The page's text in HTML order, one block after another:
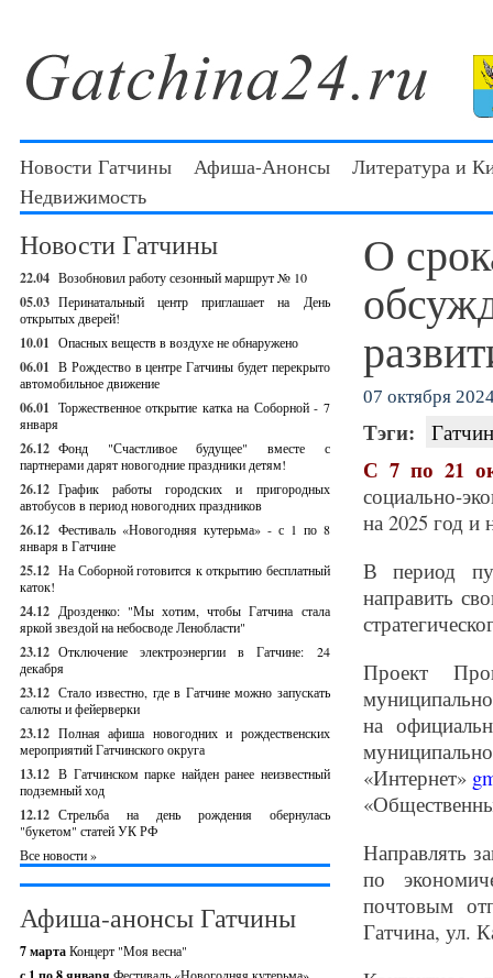
Новости Гатчины Афиша-Анонсы
Литература и
Недвижимость
Новости Гатчины
22.04 Возобновил работу сезонный маршрут № 10
05.03 Перинатальный центр приглашает на День
открытых дверей!
10.01 Опасных веществ в воздухе не обнаружено
06.01 В Рождество в центре Гатчины будет перекрыто
автомобильное движение
06.01 Торжественное открытие катка на Соборной - 7
января
26.12 Фонд "Счастливое будущее" вместе с
партнерами дарят новогодние праздники детям!
26.12 График работы городских и пригородных
автобусов в период новогодних праздников
26.12 Фестиваль «Новогодняя кутерьма» - с 1 по 8
января в Гатчине
25.12 На Соборной готовится к открытию бесплатный
каток!
24.12 Дрозденко: "Мы хотим, чтобы Гатчина стала
яркой звездой на небосводе Ленобласти"
23.12 Отключение электроэнергии в Гатчине: 24
декабря
23.12 Стало известно, где в Гатчине можно запускать
салюты и фейерверки
23.12 Полная афиша новогодних и рождественских
мероприятий Гатчинского округа
13.12 В Гатчинском парке найден ранее неизвестный
подземный ход
12.12 Стрельба на день рождения обернулась
"букетом" статей УК РФ
Все новости »
Афиша-анонсы Гатчины
7 мартаКонцерт "Моя весна"
О
07 октября
Тэги:
С 7 по 21
социально-
на 2025 год и
В период
направить
Проект
на
«Интернет»
Направлять
по
почтовым
Гатчина, ул.